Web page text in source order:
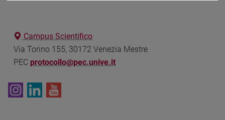
Campus Scientifico
Via Torino 155, 30172 Venezia Mestre
PEC protocollo@pec.unive.it